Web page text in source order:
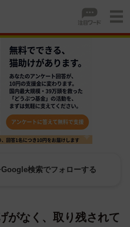
検索でフォローする
がなく、取り残されて